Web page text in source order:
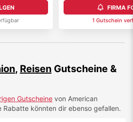
FIRMA
1 Gutschein
, Reisen Gutscheine &
Gutscheine von American
Rabatte könnten dir ebenso gefallen.